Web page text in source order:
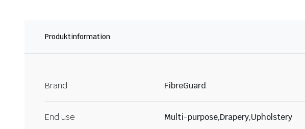
Produktinformation
Brand FibreGuard
End use Multi-purpose,Drapery,Upholstery